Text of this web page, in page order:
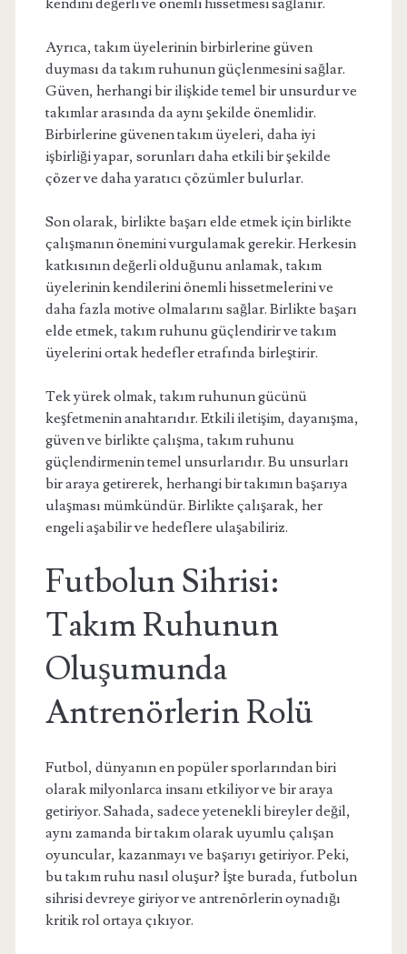
kendini değerli ve önemli hissetmesi sağlanır.
Ayrıca, takım üyelerinin birbirlerine güven
duyması da takım ruhunun güçlenmesini sağlar.
Güven, herhangi bir ilişkide temel bir unsurdur ve
takımlar arasında da aynı şekilde önemlidir.
Birbirlerine güvenen takım üyeleri, daha iyi
işbirliği yapar, sorunları daha etkili bir şekilde
çözer ve daha yaratıcı çözümler bulurlar.
Son olarak, birlikte başarı elde etmek için birlikte
çalışmanın önemini vurgulamak gerekir. Herkesin
katkısının değerli olduğunu anlamak, takım
üyelerinin kendilerini önemli hissetmelerini ve
daha fazla motive olmalarını sağlar. Birlikte başarı
elde etmek, takım ruhunu güçlendirir ve takım
üyelerini ortak hedefler etrafında birleştirir.
Tek yürek olmak, takım ruhunun gücünü
keşfetmenin anahtarıdır. Etkili iletişim, dayanışma,
güven ve birlikte çalışma, takım ruhunu
güçlendirmenin temel unsurlarıdır. Bu unsurları
bir araya getirerek, herhangi bir takımın başarıya
ulaşması mümkündür. Birlikte çalışarak, her
engeli aşabilir ve hedeflere ulaşabiliriz.
Futbolun Sihrisi:
Takım Ruhunun
Oluşumunda
Antrenörlerin Rolü
Futbol, dünyanın en popüler sporlarından biri
olarak milyonlarca insanı etkiliyor ve bir araya
getiriyor. Sahada, sadece yetenekli bireyler değil,
aynı zamanda bir takım olarak uyumlu çalışan
oyuncular, kazanmayı ve başarıyı getiriyor. Peki,
bu takım ruhu nasıl oluşur? İşte burada, futbolun
sihrisi devreye giriyor ve antrenörlerin oynadığı
kritik rol ortaya çıkıyor.